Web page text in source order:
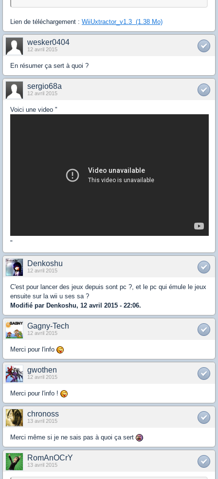
Lien de téléchargement : WiiUxtractor_v1.3 (1.38 Mo)
wesker0404
12 avril 2015
En résumer ça sert à quoi ?
sergio68a
12 avril 2015
Voici une video "
"
Denkoshu
12 avril 2015
C'est pour lancer des jeux depuis sont pc ?, et le pc qui émule le jeux
ensuite sur la wii u ses sa ?
Modifié par Denkoshu, 12 avril 2015 - 22:06.
Gagny-Tech
12 avril 2015
Merci pour l'info
gwothen
12 avril 2015
Merci pour l'info !
chronoss
13 avril 2015
Merci même si je ne sais pas à quoi ça sert
RomAnOCrY
13 avril 2015